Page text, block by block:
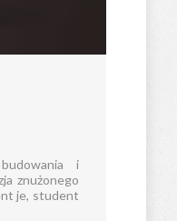
i
znużonego
je, student